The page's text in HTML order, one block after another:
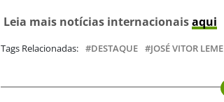
Leia mais notícias internacionaisaqui
Tags Relacionadas: DESTAQUE JOSÉ VITOR LEME